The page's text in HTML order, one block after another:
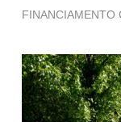
FINANCIAMENTO